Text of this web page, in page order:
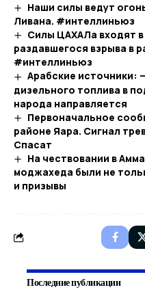
Наши силы ведут
Ливана. #интеллиньюз​
Силы ЦАХАЛа входят
раздавшегося взрыва в
#интеллиньюз
Арабские источники:
дизельного топлива в
народа направляется
Первоначальное
районе Яара. Сигнал
Спасат
На чествовании в
моджахеда были не
и призывы
Последние публикации